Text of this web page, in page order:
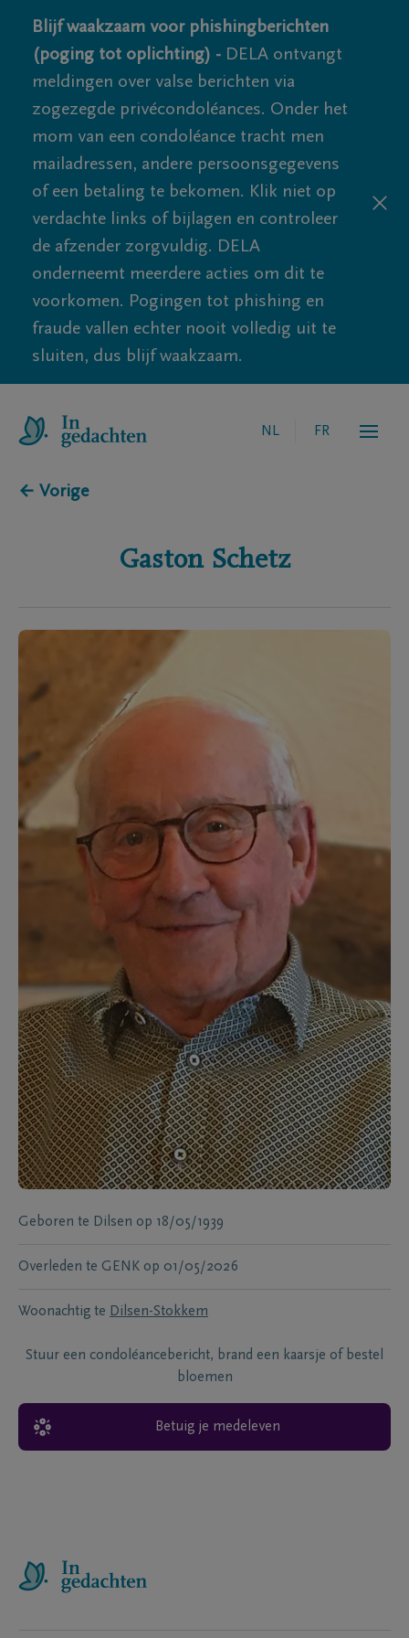
Blijf waakzaam voor phishingberichten
(poging tot oplichting) - DELA ontvangt
meldingen over valse berichten via
zogezegde privécondoléances. Onder het
mom van een condoléance tracht men
mailadressen, andere persoonsgegevens
of een betaling te bekomen. Klik niet op
verdachte links of bijlagen en controleer
de afzender zorgvuldig. DELA
onderneemt meerdere acties om dit te
voorkomen. Pogingen tot phishing en
fraude vallen echter nooit volledig uit te
sluiten, dus blijf waakzaam.
NL FR
← Vorige
Gaston Schetz
Geboren te Dilsen op 18/05/1939
Overleden te GENK op 01/05/2026
Woonachtig te Dilsen-Stokkem
Stuur een condoléancebericht, brand een kaarsje of bestel
bloemen
Betuig je medeleven